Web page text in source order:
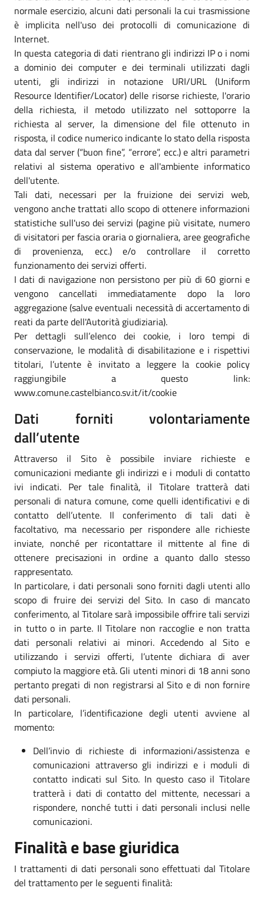
normale esercizio, alcuni dati personali la cui trasmissione
è implicita nell'uso dei protocolli di comunicazione di
Internet.
In questa categoria di dati rientrano gli indirizzi IP o i nomi
a dominio dei computer e dei terminali utilizzati dagli
utenti, gli indirizzi in notazione URI/URL (Uniform
Resource Identifier/Locator) delle risorse richieste, l'orario
della richiesta, il metodo utilizzato nel sottoporre la
richiesta al server, la dimensione del file ottenuto in
risposta, il codice numerico indicante lo stato della risposta
data dal server (“buon fine”, “errore”, ecc.) e altri parametri
relativi al sistema operativo e all'ambiente informatico
dell'utente.
Tali dati, necessari per la fruizione dei servizi web,
vengono anche trattati allo scopo di ottenere informazioni
statistiche sull'uso dei servizi (pagine più visitate, numero
di visitatori per fascia oraria o giornaliera, aree geografiche
di provenienza, ecc.) e/o controllare il corretto
funzionamento dei servizi offerti.
I dati di navigazione non persistono per più di 60 giorni e
vengono cancellati immediatamente dopo la loro
aggregazione (salve eventuali necessità di accertamento di
reati da parte dell'Autorità giudiziaria).
Per dettagli sull’elenco dei cookie, i loro tempi di
conservazione, le modalità di disabilitazione e i rispettivi
titolari, l’utente è invitato a leggere la cookie policy
raggiungibile a questo link:
www.comune.castelbianco.sv.it/it/cookie
Dati forniti volontariamente
dall’utente
Attraverso il Sito è possibile inviare richieste e
comunicazioni mediante gli indirizzi e i moduli di contatto
ivi indicati. Per tale finalità, il Titolare tratterà dati
personali di natura comune, come quelli identificativi e di
contatto dell’utente. Il conferimento di tali dati è
facoltativo, ma necessario per rispondere alle richieste
inviate, nonché per ricontattare il mittente al fine di
ottenere precisazioni in ordine a quanto dallo stesso
rappresentato.
In particolare, i dati personali sono forniti dagli utenti allo
scopo di fruire dei servizi del Sito. In caso di mancato
conferimento, al Titolare sarà impossibile offrire tali servizi
in tutto o in parte. Il Titolare non raccoglie e non tratta
dati personali relativi ai minori. Accedendo al Sito e
utilizzando i servizi offerti, l’utente dichiara di aver
compiuto la maggiore età. Gli utenti minori di 18 anni sono
pertanto pregati di non registrarsi al Sito e di non fornire
dati personali.
In particolare, l’identificazione degli utenti avviene al
momento:
Dell’invio di richieste di informazioni/assistenza e
comunicazioni attraverso gli indirizzi e i moduli di
contatto indicati sul Sito. In questo caso il Titolare
tratterà i dati di contatto del mittente, necessari a
rispondere, nonché tutti i dati personali inclusi nelle
comunicazioni.
Finalità e base giuridica
I trattamenti di dati personali sono effettuati dal Titolare
del trattamento per le seguenti finalità: